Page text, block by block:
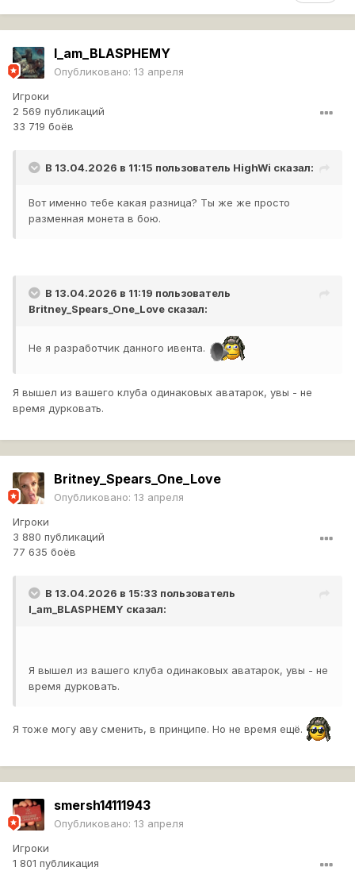
I_am_BLASPHEMY
Опубликовано: 13 апреля
Игроки
2 569 публикаций
33 719 боёв
В 13.04.2026 в 11:15 пользователь HighWi сказал:
Вот именно тебе какая разница? Ты же же просто
разменная монета в бою.
В 13.04.2026 в 11:19 пользователь
Britney_Spears_One_Love сказал:
Не я разработчик данного ивента.
Я вышел из вашего клуба одинаковых аватарок, увы - не
время дурковать.
Britney_Spears_One_Love
Опубликовано: 13 апреля
Игроки
3 880 публикаций
77 635 боёв
В 13.04.2026 в 15:33 пользователь
I_am_BLASPHEMY сказал:
Я вышел из вашего клуба одинаковых аватарок, увы - не
время дурковать.
Я тоже могу аву сменить, в принципе. Но не время ещё.
smersh14111943
Опубликовано: 13 апреля
Игроки
1 801 публикация